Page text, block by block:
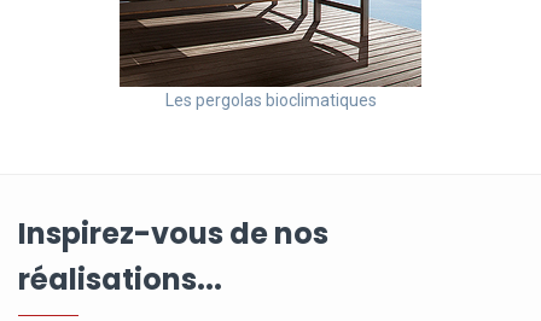
Les pergolas bioclimatiques
Inspirez-vous de nos
réalisations...